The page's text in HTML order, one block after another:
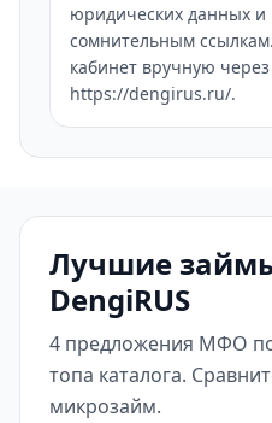
юридических данных и
сомнительным
кабинет вручную
https://dengirus.ru/.
Лучшие
DengiRUS
4 предложения МФО
топа каталога.
микрозайм.